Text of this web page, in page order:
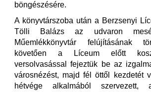
böngészésére.
A könyvtárszoba után a Berzsenyi
Tölli Balázs az udvaron
Műemlékkönyvtár felújításának
követően a Líceum előtt
versolvasással fejeztük be az
városnézést, majd fél öttől kezdetét
hétvége alkalmából szervezett,